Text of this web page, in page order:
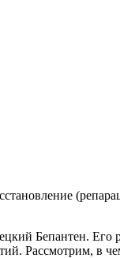
Бепантен.
Рассмотрим, в